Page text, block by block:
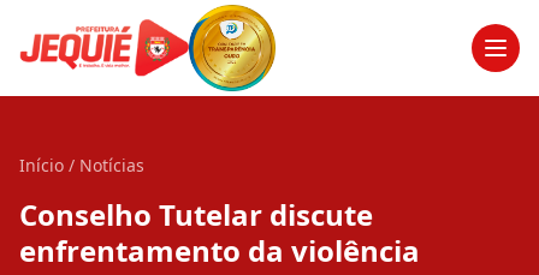
Início / Notícias
Conselho Tutelar discute
enfrentamento da violência